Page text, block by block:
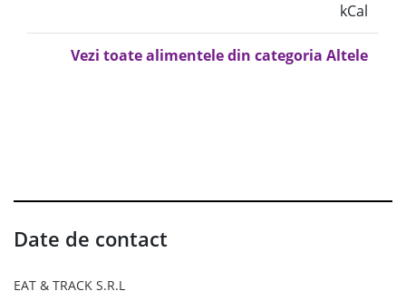
kCal
Vezi toate alimentele din categoria Altele
Date de contact
EAT & TRACK S.R.L